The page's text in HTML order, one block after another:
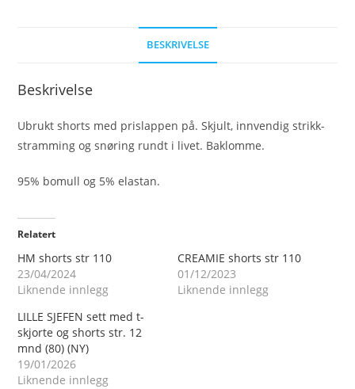
BESKRIVELSE
Beskrivelse
Ubrukt shorts med prislappen på. Skjult, innvendig strikk-
stramming og snøring rundt i livet. Baklomme.
95% bomull og 5% elastan.
Relatert
HM shorts str 110
23/04/2024
Liknende innlegg
CREAMIE shorts str 110
01/12/2023
Liknende innlegg
LILLE SJEFEN sett med t-
skjorte og shorts str. 12
mnd (80) (NY)
19/01/2026
Liknende innlegg